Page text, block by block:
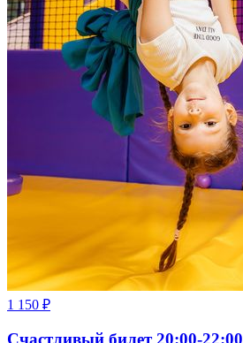
1 150 ₽